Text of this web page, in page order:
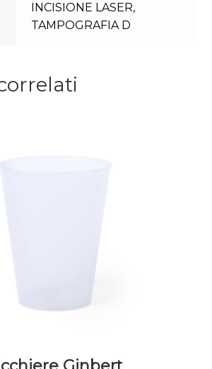
INCISIONE LASER,
TAMPOGRAFIA D